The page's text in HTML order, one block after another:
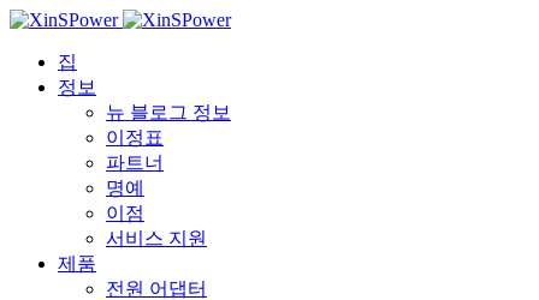
집
정보
뉴 블로그 정보
이정표
파트너
명예
이점
서비스 지원
제품
전원 어댑터